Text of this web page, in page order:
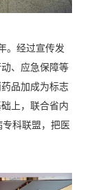
经过宣传发
、应急保障等
品加成为标志
上，联合省内
科联盟，把医